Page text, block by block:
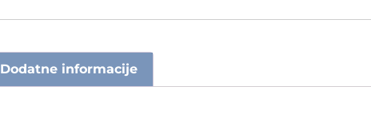
Dodatne informacije